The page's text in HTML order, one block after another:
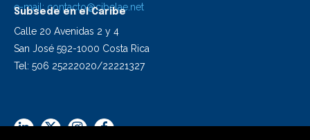
e-mail: contacto@cibelae.net
Subsede en el Caribe
Calle 20 Avenidas 2 y 4
San José 592-1000 Costa Rica
Tel: 506 25222020/22221327